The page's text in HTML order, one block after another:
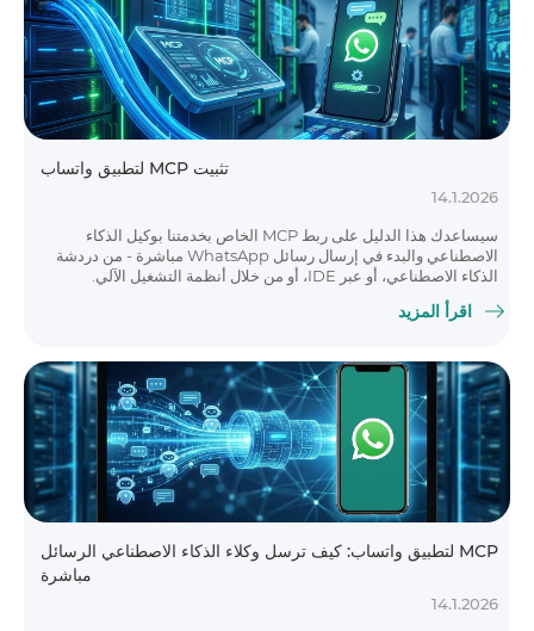
تثبيت MCP لتطبيق واتساب
14.1.2026
سيساعدك هذا الدليل على ربط MCP الخاص بخدمتنا بوكيل الذكاء
الاصطناعي والبدء في إرسال رسائل WhatsApp مباشرة - من دردشة
الذكاء الاصطناعي، أو عبر IDE، أو من خلال أنظمة التشغيل الآلي.
اقرأ المزيد
MCP لتطبيق واتساب: كيف ترسل وكلاء الذكاء الاصطناعي الرسائل
مباشرة
14.1.2026